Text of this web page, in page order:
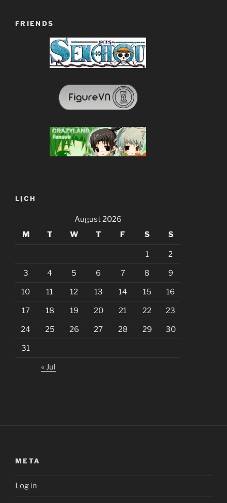
FRIENDS
LỊCH
August 2026
M
T W T F S S
1 2
3 4 5 6 7 8 9
10 11 12 13 14 15 16
17 18 19 20 21 22 23
24 25 26 27 28 29 30
31
« Jul
META
Log in